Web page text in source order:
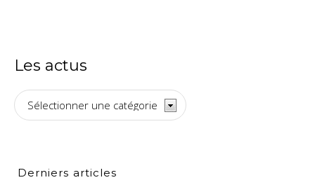
Les actus
Les
actus
Derniers articles